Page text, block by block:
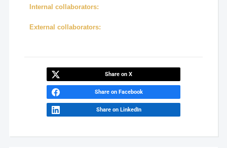
Internal collaborators:
External collaborators:
Share on X
Share on Facebook
Share on LinkedIn